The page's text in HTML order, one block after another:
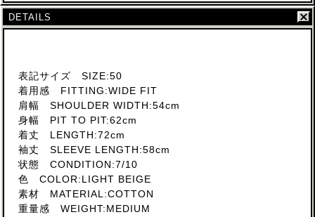
DETAILS
表記サイズ SIZE:50
着用感 FITTING:WIDE FIT
肩幅 SHOULDER WIDTH:54cm
身幅 PIT TO PIT:62cm
着丈 LENGTH:72cm
袖丈 SLEEVE LENGTH:58cm
状態 CONDITION:7/10
色 COLOR:LIGHT BEIGE
素材 MATERIAL:COTTON
重量感 WEIGHT:MEDIUM